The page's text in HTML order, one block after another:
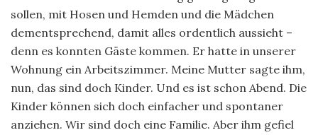
sollen, mit Hosen und Hemden und die Mädchen
dementsprechend, damit alles ordentlich aussieht –
denn es konnten Gäste kommen. Er hatte in unserer
Wohnung ein Arbeitszimmer. Meine Mutter sagte ihm,
nun, das sind doch Kinder. Und es ist schon Abend. Die
Kinder können sich doch einfacher und spontaner
anziehen. Wir sind doch eine Familie. Aber ihm gefiel